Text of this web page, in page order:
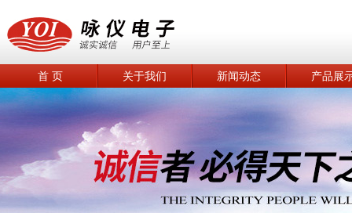
首 页 关于我们 新闻动态 产品展